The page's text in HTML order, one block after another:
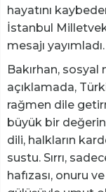
hayatını
İstanbul
mesajı yayımladı.
Bakırhan, sosyal
açıklamada,
rağmen dile
büyük bir
dili, halkların
sustu. Sırrı,
hafızası, onuru